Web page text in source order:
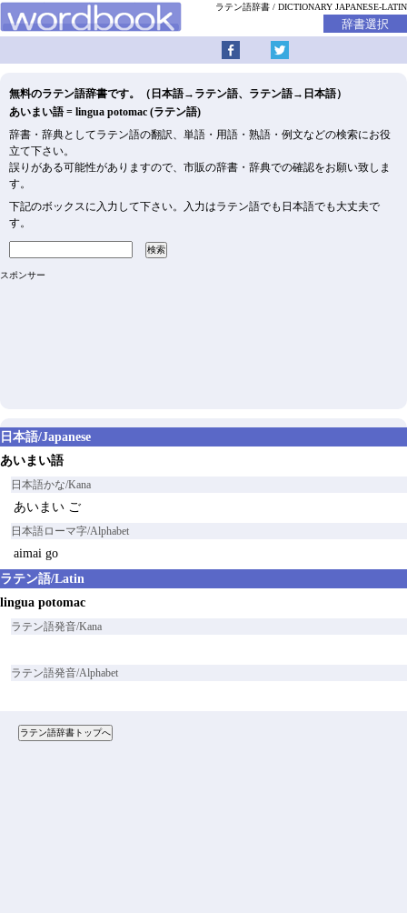
ラテン語辞書 DICTIONARY JAPANESE-LATIN
無料のラテン語辞書です。（日本語→ラテン語、ラテン語→日本語）
あいまい語 = lingua potomac (ラテン語)
辞書・辞典としてラテン語の翻訳、単語・用語・熟語・例文などの検索にお役
立て下さい。
誤りがある可能性がありますので、市販の辞書・辞典での確認をお願い致しま
す。
下記のボックスに入力して下さい。入力はラテン語でも日本語でも大丈夫で
す。
日本語/Japanese
あいまい語
日本語かな/Kana
あいまい ご
日本語ローマ字/Alphabet
aimai go
ラテン語/Latin
lingua potomac
ラテン語発音/Kana
ラテン語発音/Alphabet
スポンサー